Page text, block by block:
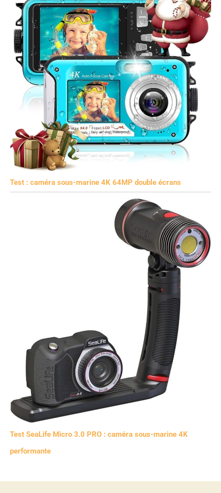
Test : caméra sous-marine 4K 64MP double écrans
Test SeaLife Micro 3.0 PRO : caméra sous-marine 4K
performante